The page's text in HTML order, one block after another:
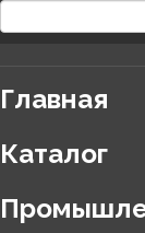
Главная
Каталог